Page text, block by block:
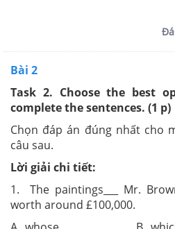
Bài 2
Task 2. Choose the best
complete the sentences. (1 p)
Chọn đáp án đúng nhất cho
câu sau.
Lời giải chi tiết:
1. The paintings___ Mr.
worth around £100,000.